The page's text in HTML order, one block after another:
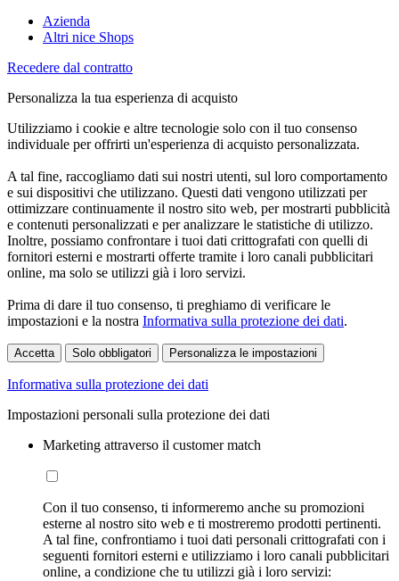
Azienda
Altri nice Shops
Recedere dal contratto
Personalizza la tua esperienza di acquisto
Utilizziamo i cookie e altre tecnologie solo con il tuo consenso
individuale per offrirti un'esperienza di acquisto personalizzata.
A tal fine, raccogliamo dati sui nostri utenti, sul loro comportamento
e sui dispositivi che utilizzano. Questi dati vengono utilizzati per
ottimizzare continuamente il nostro sito web, per mostrarti pubblicità
e contenuti personalizzati e per analizzare le statistiche di utilizzo.
Inoltre, possiamo confrontare i tuoi dati crittografati con quelli di
fornitori esterni e mostrarti offerte tramite i loro canali pubblicitari
online, ma solo se utilizzi già i loro servizi.
Prima di dare il tuo consenso, ti preghiamo di verificare le
impostazioni e la nostra Informativa sulla protezione dei dati.
Accetta Solo obbligatori Personalizza le impostazioni
Informativa sulla protezione dei dati
Impostazioni personali sulla protezione dei dati
Marketing attraverso il customer match
Con il tuo consenso, ti informeremo anche su promozioni
esterne al nostro sito web e ti mostreremo prodotti pertinenti.
A tal fine, confrontiamo i tuoi dati personali crittografati con i
seguenti fornitori esterni e utilizziamo i loro canali pubblicitari
online, a condizione che tu utilizzi già i loro servizi: